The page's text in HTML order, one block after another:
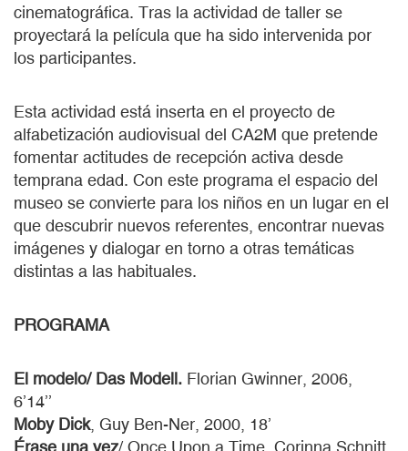
cinematográfica. Tras la actividad de taller se
proyectará la película que ha sido intervenida por
los participantes.
Esta actividad está inserta en el proyecto de
alfabetización audiovisual del CA2M que pretende
fomentar actitudes de recepción activa desde
temprana edad. Con este programa el espacio del
museo se convierte para los niños en un lugar en el
que descubrir nuevos referentes, encontrar nuevas
imágenes y dialogar en torno a otras temáticas
distintas a las habituales.
PROGRAMA
El modelo/ Das Modell. Florian Gwinner, 2006,
6’14’’
Moby Dick, Guy Ben-Ner, 2000, 18’
Érase una vez/ Once Upon a Time, Corinna Schnitt,